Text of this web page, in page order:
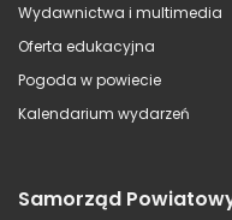
Wydawnictwa i multimedia
Oferta edukacyjna
Pogoda w powiecie
Kalendarium wydarzeń
Samorząd